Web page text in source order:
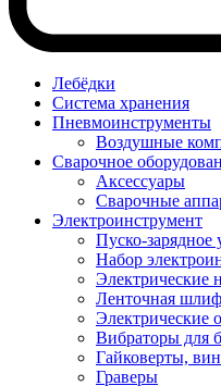
Лебёдки
Система хранения
Пневмоинструменты
Воздушные
Сварочное
Аксессуары
Сварочные
Электроинструмент
Пуско-зарядное
Набор
Электрические
Ленточная
Электрические
Вибраторы для
Гайковерты,
Граверы